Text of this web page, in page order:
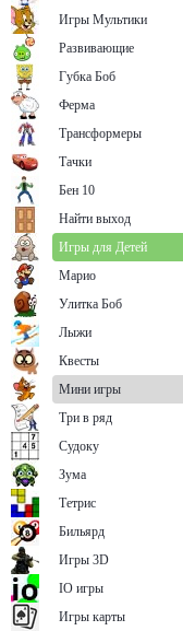
Игры Мультики
Развивающие
Губка Боб
Ферма
Трансформеры
Тачки
Бен 10
Найти выход
Игры для Детей
Марио
Улитка Боб
Лыжи
Квесты
Мини игры
Три в ряд
Судоку
Зума
Тетрис
Бильярд
Игры 3D
IO игры
Игры карты